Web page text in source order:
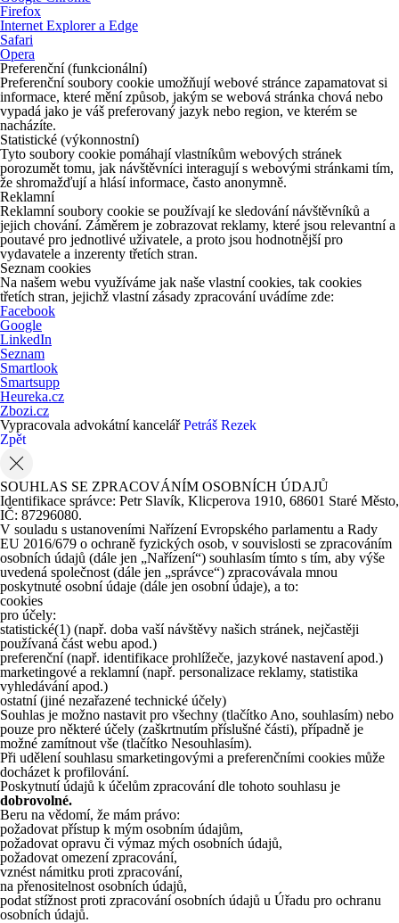
Firefox
Internet Explorer a Edge
Safari
Opera
Preferenční (funkcionální)
Preferenční soubory cookie umožňují webové stránce zapamatovat si
informace, které mění způsob, jakým se webová stránka chová nebo
vypadá jako je váš preferovaný jazyk nebo region, ve kterém se
nacházíte.
Statistické (výkonnostní)
Tyto soubory cookie pomáhají vlastníkům webových stránek
porozumět tomu, jak návštěvníci interagují s webovými stránkami tím,
že shromažďují a hlásí informace, často anonymně.
Reklamní
Reklamní soubory cookie se používají ke sledování návštěvníků a
jejich chování. Záměrem je zobrazovat reklamy, které jsou relevantní a
poutavé pro jednotlivé uživatele, a proto jsou hodnotnější pro
vydavatele a inzerenty třetích stran.
Seznam cookies
Na našem webu využíváme jak naše vlastní cookies, tak cookies
třetích stran, jejichž vlastní zásady zpracování uvádíme zde:
Facebook
Google
LinkedIn
Seznam
Smartlook
Smartsupp
Heureka.cz
Zbozi.cz
Vypracovala advokátní kancelářPetráš Rezek
Zpět
SOUHLAS SE ZPRACOVÁNÍM OSOBNÍCH ÚDAJŮ
Identifikace správce: Petr Slavík, Klicperova 1910, 68601 Staré Město,
IČ: 87296080.
V souladu s ustanoveními Nařízení Evropského parlamentu a Rady
EU 2016/679 o ochraně fyzických osob, v souvislosti se zpracováním
osobních údajů (dále jen „Nařízení“) souhlasím tímto s tím, aby výše
uvedená společnost (dále jen „správce“) zpracovávala mnou
poskytnuté osobní údaje (dále jen osobní údaje), a to:
cookies
pro účely:
statistické(1) (např. doba vaší návštěvy našich stránek, nejčastěji
používaná část webu apod.)
preferenční (např. identifikace prohlížeče, jazykové nastavení apod.)
marketingové a reklamní (např. personalizace reklamy, statistika
vyhledávání apod.)
ostatní (jiné nezařazené technické účely)
Souhlas je možno nastavit pro všechny (tlačítko Ano, souhlasím) nebo
pouze pro některé účely (zaškrtnutím příslušné části), případně je
možné zamítnout vše (tlačítko Nesouhlasím).
Při udělení souhlasu smarketingovými a preferenčními cookies může
docházet k profilování.
Poskytnutí údajů k účelům zpracování dle tohoto souhlasu je
dobrovolné.
Beru na vědomí, že mám právo:
požadovat přístup k mým osobním údajům,
požadovat opravu či výmaz mých osobních údajů,
požadovat omezení zpracování,
vznést námitku proti zpracování,
na přenositelnost osobních údajů,
podat stížnost proti zpracování osobních údajů u Úřadu pro ochranu
osobních údajů.